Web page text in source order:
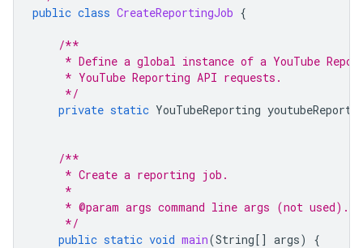
public class CreateReportingJob {
/**
* Define a global instance of a YouTube
     * YouTube Reporting API requests.
     */
private static YouTubeReporting
/**
     * Create a reporting job.
     *
     * @param args command line args (not used).
     */
public static void main(String[] args) {